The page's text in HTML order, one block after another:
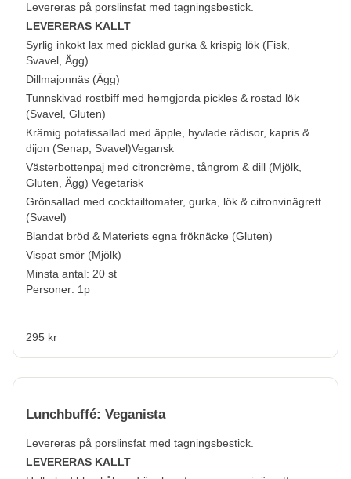
Levereras på porslinsfat med tagningsbestick.
LEVERERAS KALLT
Syrlig inkokt lax med picklad gurka & krispig lök (Fisk,
Svavel, Ägg)
Dillmajonnäs (Ägg)
Tunnskivad rostbiff med hemgjorda pickles & rostad lök
(Svavel, Gluten)
Krämig potatissallad med äpple, hyvlade rädisor, kapris &
dijon (Senap, Svavel)Vegansk
Västerbottenpaj med citroncrème, tångrom & dill (Mjölk,
Gluten, Ägg) Vegetarisk
Grönsallad med cocktailtomater, gurka, lök & citronvinägrett
(Svavel)
Blandat bröd & Materiets egna fröknäcke (Gluten)
Vispat smör (Mjölk)
Minsta antal: 20 st
Personer: 1p
295 kr
Lunchbuffé: Veganista
Levereras på porslinsfat med tagningsbestick.
LEVERERAS KALLT